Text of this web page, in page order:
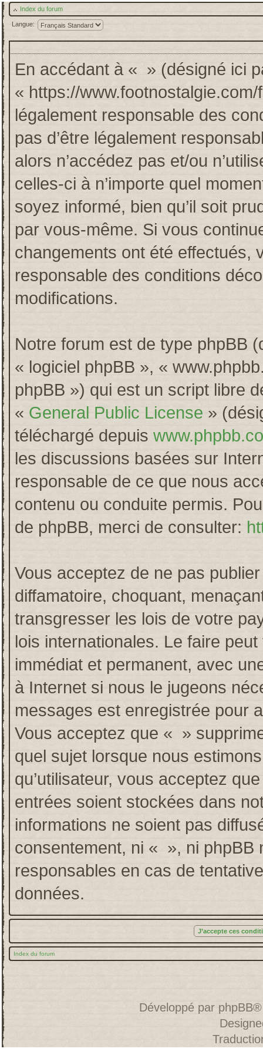
Index du forum
Langue:
En accédant à « » (désigné ici
« https://
légalement responsable des
pas d’être légalement
alors n’accédez pas et/ou
celles-ci à n’importe quel
soyez informé, bien qu’il soit
par vous-même. Si vous
changements ont été effectués,
responsable des conditions
modifications.
Notre forum est de type phpBB
« logiciel phpBB », «
phpBB ») qui est un script libre
« General Public License »
téléchargé depuis
les discussions basées sur
responsable de ce que nous
contenu ou conduite permis.
de phpBB, merci de consulter:
Vous acceptez de ne pas
diffamatoire, choquant,
transgresser les lois de votre
lois internationales. Le faire
immédiat et permanent, avec
à Internet si nous le jugeons
messages est enregistrée pour
Vous acceptez que « »
quel sujet lorsque nous
qu’utilisateur, vous acceptez
entrées soient stockées dans
informations ne soient pas
consentement, ni « », ni phpBB
responsables en cas de
données.
Index du forum
Développé par phpBB®